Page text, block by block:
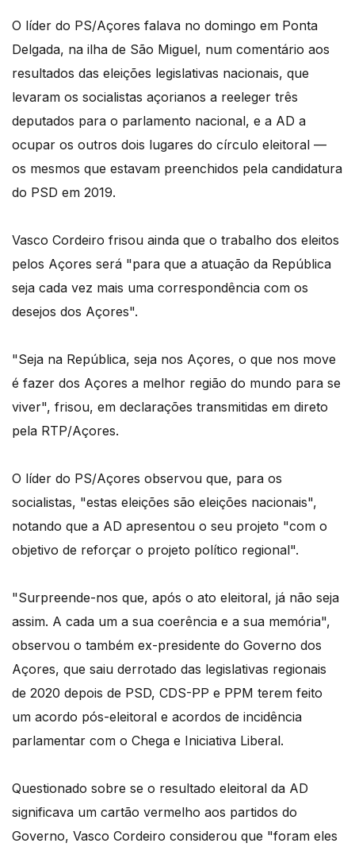
O líder do PS/Açores falava no domingo em Ponta
Delgada, na ilha de São Miguel, num comentário aos
resultados das eleições legislativas nacionais, que
levaram os socialistas açorianos a reeleger três
deputados para o parlamento nacional, e a AD a
ocupar os outros dois lugares do círculo eleitoral —
os mesmos que estavam preenchidos pela candidatura
do PSD em 2019.
Vasco Cordeiro frisou ainda que o trabalho dos eleitos
pelos Açores será "para que a atuação da República
seja cada vez mais uma correspondência com os
desejos dos Açores".
"Seja na República, seja nos Açores, o que nos move
é fazer dos Açores a melhor região do mundo para se
viver", frisou, em declarações transmitidas em direto
pela RTP/Açores.
O líder do PS/Açores observou que, para os
socialistas, "estas eleições são eleições nacionais",
notando que a AD apresentou o seu projeto "com o
objetivo de reforçar o projeto político regional".
"Surpreende-nos que, após o ato eleitoral, já não seja
assim. A cada um a sua coerência e a sua memória",
observou o também ex-presidente do Governo dos
Açores, que saiu derrotado das legislativas regionais
de 2020 depois de PSD, CDS-PP e PPM terem feito
um acordo pós-eleitoral e acordos de incidência
parlamentar com o Chega e Iniciativa Liberal.
Questionado sobre se o resultado eleitoral da AD
significava um cartão vermelho aos partidos do
Governo, Vasco Cordeiro considerou que "foram eles